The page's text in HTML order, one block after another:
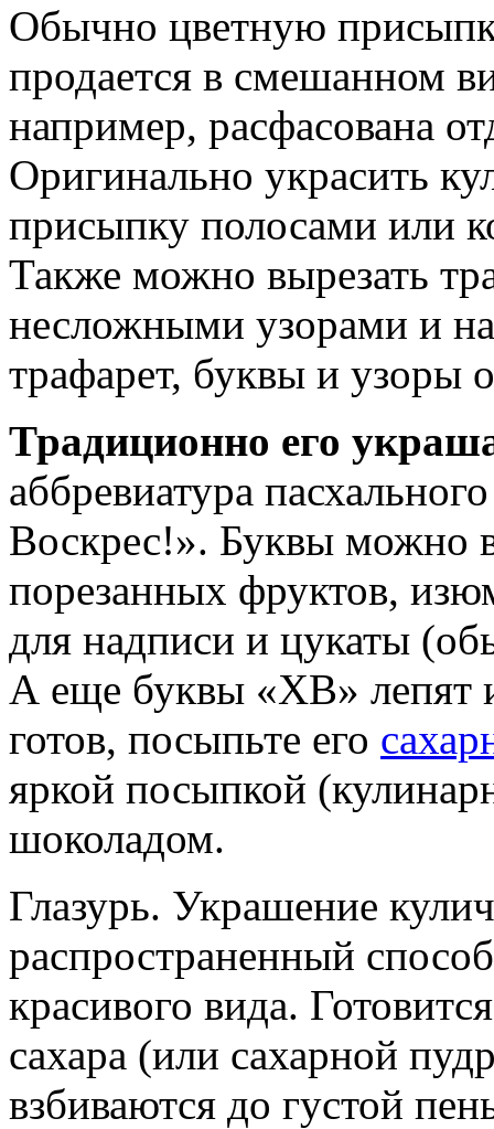
Обычно цветную
продается в смешанном
например, расфасована
Оригинально украсить
присыпку полосами или
Также можно вырезать
несложными узорами и
трафарет, буквы и узоры
Традиционно его
аббревиатура
Воскрес!». Буквы можно
порезанных фруктов,
для надписи и цукаты
А еще буквы «ХВ» лепят
готов, посыпьте его
яркой посыпкой
шоколадом.
Глазурь. Украшение
распространенный
красивого вида.
сахара (или сахарной
взбиваются до густой